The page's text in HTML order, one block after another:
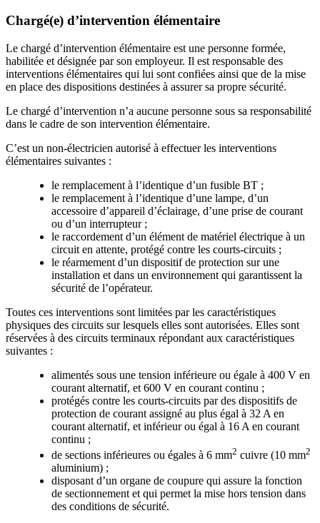
Chargé(e) d’intervention élémentaire
Le chargé d’intervention élémentaire est une personne formée,
habilitée et désignée par son employeur. Il est responsable des
interventions élémentaires qui lui sont confiées ainsi que de la mise
en place des dispositions destinées à assurer sa propre sécurité.
Le chargé d’intervention n’a aucune personne sous sa responsabilité
dans le cadre de son intervention élémentaire.
C’est un non-électricien autorisé à effectuer les interventions
élémentaires suivantes :
le remplacement à l’identique d’un fusible BT ;
le remplacement à l’identique d’une lampe, d’un
accessoire d’appareil d’éclairage, d’une prise de courant
ou d’un interrupteur ;
le raccordement d’un élément de matériel électrique à un
circuit en attente, protégé contre les courts-circuits ;
le réarmement d’un dispositif de protection sur une
installation et dans un environnement qui garantissent la
sécurité de l’opérateur.
Toutes ces interventions sont limitées par les caractéristiques
physiques des circuits sur lesquels elles sont autorisées. Elles sont
réservées à des circuits terminaux répondant aux caractéristiques
suivantes :
alimentés sous une tension inférieure ou égale à 400 V en
courant alternatif, et 600 V en courant continu ;
protégés contre les courts-circuits par des dispositifs de
protection de courant assigné au plus égal à 32 A en
courant alternatif, et inférieur ou égal à 16 A en courant
continu ;
de sections inférieures ou égales à 6 mm2 cuivre (10 mm2
aluminium) ;
disposant d’un organe de coupure qui assure la fonction
de sectionnement et qui permet la mise hors tension dans
des conditions de sécurité.